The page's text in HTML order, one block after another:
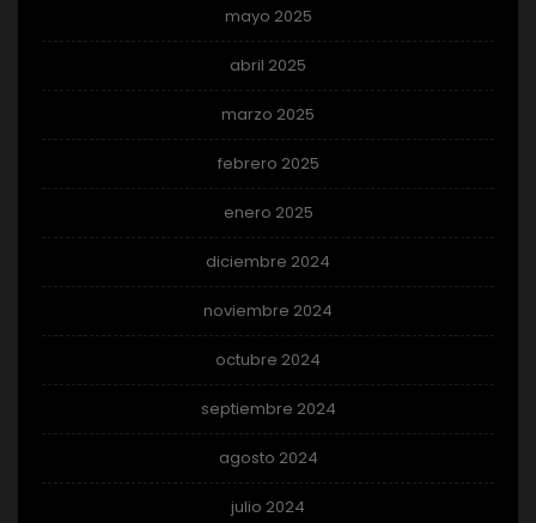
mayo 2025
abril 2025
marzo 2025
febrero 2025
enero 2025
diciembre 2024
noviembre 2024
octubre 2024
septiembre 2024
agosto 2024
julio 2024